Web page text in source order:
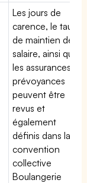
Les jours de
carence, le taux
de maintien de
salaire, ainsi que
les assurances
prévoyances
peuvent être
revus et
également
définis dans la
convention
collective
Boulangerie